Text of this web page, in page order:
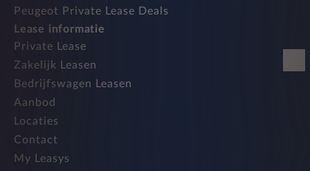
Peugeot Private Lease Deals
Lease informatie
Private Lease
Zakelijk Leasen
Bedrijfswagen Leasen
Aanbod
Locaties
Contact
My Leasys